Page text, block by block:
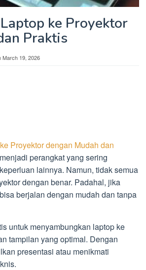
ke Proyektor
Praktis
March 19, 2026
Proyektor dengan Mudah dan
perangkat yang sering
lainnya. Namun, tidak semua
dengan benar. Padahal, jika
berjalan dengan mudah dan tanpa
untuk menyambungkan laptop ke
tampilan yang optimal. Dengan
presentasi atau menikmati